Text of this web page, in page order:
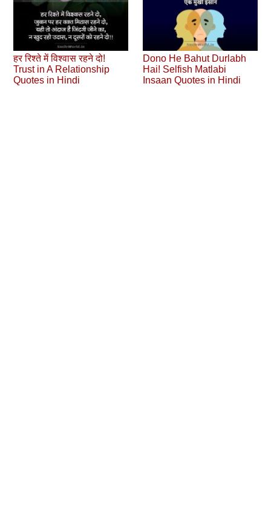
हर रिश्ते में विश्वास रहने दो!
Trust in A Relationship
Quotes in Hindi
Dono He Bahut Durlabh
Hai! Selfish Matlabi
Insaan Quotes in Hindi